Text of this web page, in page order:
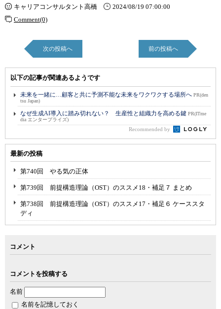
キャリアコンサルタント高橋
2024/08/19 07:00:00
Comment(0)
次の投稿へ 前の投稿へ
以下の記事が関連あるようです
未来を一緒に…顧客と共に予測不能な未来をワクワクする場所へ PR(den
tsu Japan)
なぜ生成AI導入に踏み切れない？ 生産性と組織力を高める鍵 PR(ITme
dia エンタープライズ)
Recommended by
最新の投稿
第740回 やる気の正体
第739回 前提構造理論（OST）のススメ18・補足７ まとめ
第738回 前提構造理論（OST）のススメ17・補足６ ケーススタ
ディ
コメント
コメントを投稿する
名前
名前を記憶しておく